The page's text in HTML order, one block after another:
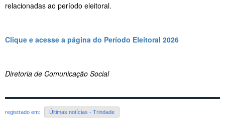
relacionadas ao período eleitoral.
Clique e acesse a página do Período Eleitoral 2026
Diretoria de Comunicação Social
registrado em: Últimas notícias - Trindade